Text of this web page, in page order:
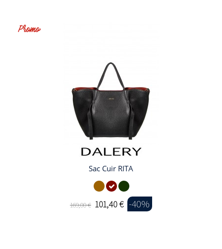
Sac Cuir RITA
169,00 € 101,40 € -40%